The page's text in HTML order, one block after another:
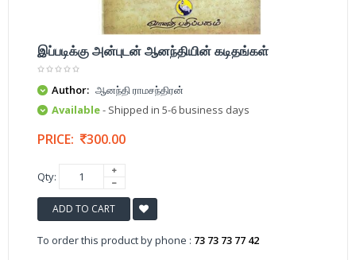
இப்படிக்கு அன்புடன் ஆனந்தியின் கடிதங்கள்
Author: ஆனந்தி ராமசந்திரன்
Available- Shipped in 5-6 business days
PRICE: 300.00
Qty:
ADD TO CART
To order this product by phone : 73 73 73 77 42